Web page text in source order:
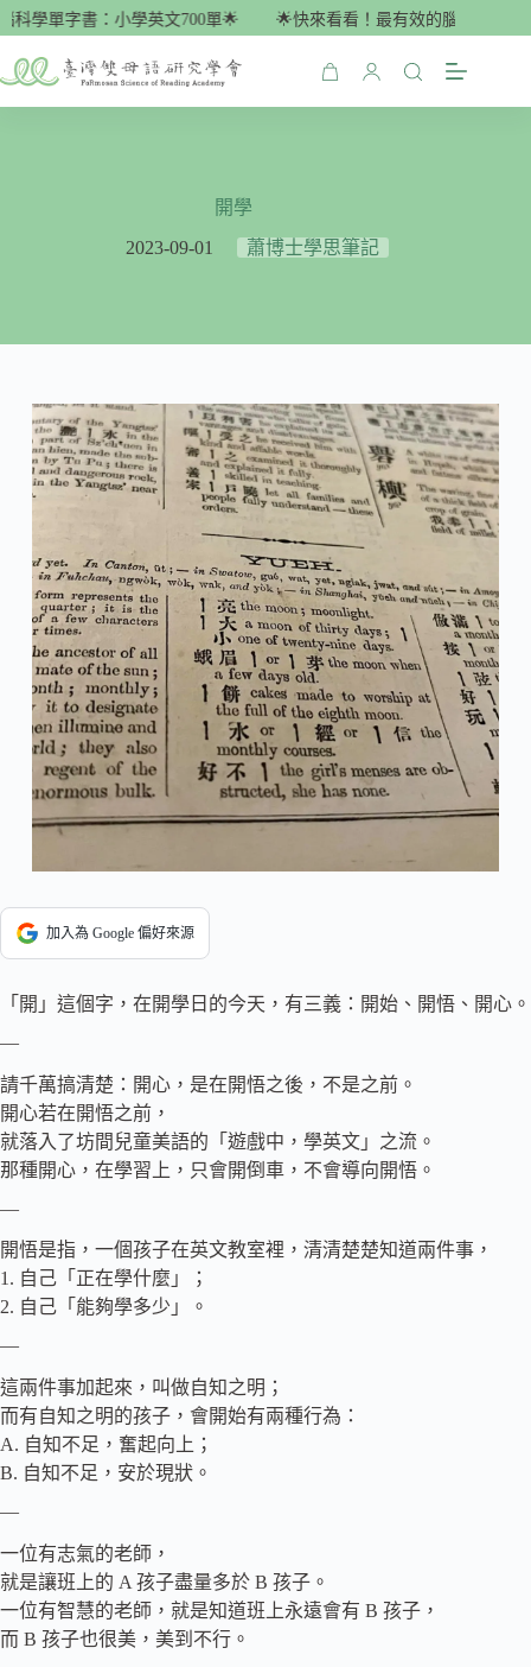
跳
主
學單字書：小學英文700單🌟 🌟快來看看！最有效的腦科學單字
購
開學
2023-09-01
蕭博士學思筆記
加入為 Google 偏好來源
「開」這個字，在開學日的今天，有三義：開始、開悟、開心。
—
請千萬搞清楚：開心，是在開悟之後，不是之前。
開心若在開悟之前，
就落入了坊間兒童美語的「遊戲中，學英文」之流。
那種開心，在學習上，只會開倒車，不會導向開悟。
—
開悟是指，一個孩子在英文教室裡，清清楚楚知道兩件事，
1. 自己「正在學什麼」；
2. 自己「能夠學多少」。
—
這兩件事加起來，叫做自知之明；
而有自知之明的孩子，會開始有兩種行為：
A. 自知不足，奮起向上；
B. 自知不足，安於現狀。
—
一位有志氣的老師，
就是讓班上的 A 孩子盡量多於 B 孩子。
一位有智慧的老師，就是知道班上永遠會有 B 孩子，
而 B 孩子也很美，美到不行。